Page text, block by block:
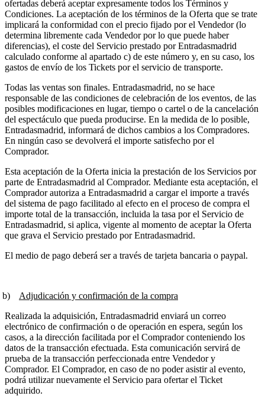
ofertadas deberá aceptar expresamente todos los Términos y
Condiciones. La aceptación de los términos de la Oferta que se trate
implicará la conformidad con el precio fijado por el Vendedor (lo
determina libremente cada Vendedor por lo que puede haber
diferencias), el coste del Servicio prestado por Entradasmadrid
calculado conforme al apartado c) de este número y, en su caso, los
gastos de envío de los Tickets por el servicio de transporte.
Todas las ventas son finales. Entradasmadrid, no se hace
responsable de las condiciones de celebración de los eventos, de las
posibles modificaciones en lugar, tiempo o cartel o de la cancelación
del espectáculo que pueda producirse. En la medida de lo posible,
Entradasmadrid, informará de dichos cambios a los Compradores.
En ningún caso se devolverá el importe satisfecho por el
Comprador.
Esta aceptación de la Oferta inicia la prestación de los Servicios por
parte de Entradasmadrid al Comprador. Mediante esta aceptación, el
Comprador autoriza a Entradasmadrid a cargar el importe a través
del sistema de pago facilitado al efecto en el proceso de compra el
importe total de la transacción, incluida la tasa por el Servicio de
Entradasmadrid, si aplica, vigente al momento de aceptar la Oferta
que grava el Servicio prestado por Entradasmadrid.
El medio de pago deberá ser a través de tarjeta bancaria o paypal.
Adjudicación y confirmación de la compra
Realizada la adquisición, Entradasmadrid enviará un correo
electrónico de confirmación o de operación en espera, según los
casos, a la dirección facilitada por el Comprador conteniendo los
datos de la transacción efectuada. Esta comunicación servirá de
prueba de la transacción perfeccionada entre Vendedor y
Comprador. El Comprador, en caso de no poder asistir al evento,
podrá utilizar nuevamente el Servicio para ofertar el Ticket
adquirido.